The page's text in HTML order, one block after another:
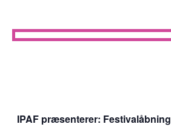
IPAF præsenterer: Festivalåbning